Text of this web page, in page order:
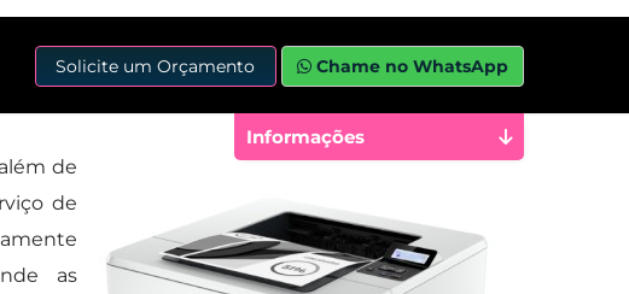
Solicite um Orçamento Chame no WhatsApp
de
de
as
Informações